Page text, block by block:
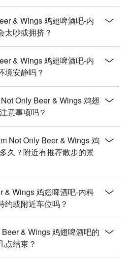
难症的福音！一次就能尝遍多款
调酒，每一杯都充满惊喜。
、55街、酉鬼啤酒等台湾顶尖酒
荐由 AI 汇整网络热门口碑。（贴
请理性饮酒｜过量饮酒，有害健
& Wings 鸡翅啤酒吧-内
太吵或拥挤？
& Wings 鸡翅啤酒吧-内
境安静吗？
Only Beer & Wings 鸡翅
意事项吗？
Not Only Beer & Wings 鸡
久？附近有推荐散步的景
& Wings 鸡翅啤酒吧-内科
约或附近车位吗？
& Wings 鸡翅啤酒吧的
点结束？